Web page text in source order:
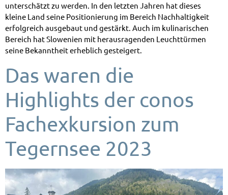
unterschätzt zu werden. In den letzten Jahren hat dieses
kleine Land seine Positionierung im Bereich Nachhaltigkeit
erfolgreich ausgebaut und gestärkt. Auch im kulinarischen
Bereich hat Slowenien mit herausragenden Leuchttürmen
seine Bekanntheit erheblich gesteigert.
Das waren die
Highlights der conos
Fachexkursion zum
Tegernsee 2023